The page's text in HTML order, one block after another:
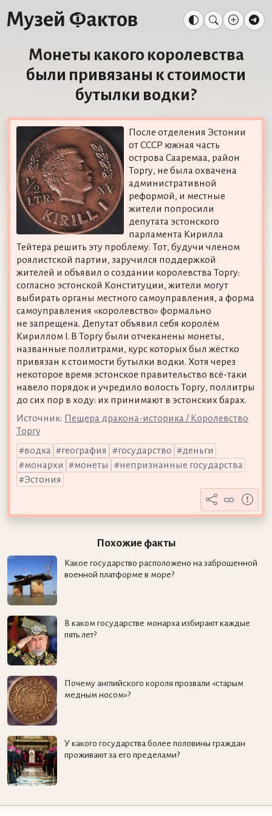
Монеты какого королевства
были привязаны к стоимости
бутылки водки?
После отделения Эстонии
от СССР южная часть
острова Сааремаа, район
Торгу, не была охвачена
административной
реформой, и местные
жители попросили
депутата эстонского
парламента Кирилла
Тейтера решить эту проблему. Тот, будучи членом
роялистской партии, заручился поддержкой
жителей и объявил о создании королевства Торгу:
согласно эстонской Конституции, жители могут
выбирать органы местного самоуправления, а форма
самоуправления «королевство» формально
не запрещена. Депутат объявил себя королём
Кириллом I. В Торгу были отчеканены монеты,
названные поллитрами, курс которых был жёстко
привязан к стоимости бутылки водки. Хотя через
некоторое время эстонское правительство всё-таки
навело порядок и учредило волость Торгу, поллитры
до сих пор в ходу: их принимают в эстонских барах.
Источник: Пещера дракона-историка / Королевство
Торгу
водка
география государство
деньги
монархи
монеты
непризнанные государства
Эстония
Похожие факты
Какое государство расположено на заброшенной
военной платформе в море?
В каком государстве монарха избирают каждые
пять лет?
Почему английского короля прозвали «старым
медным носом»?
У какого государства более половины граждан
проживают за его пределами?